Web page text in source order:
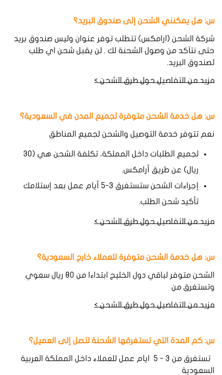
س: هل يمكنني الشحن إلى صندوق البريد؟
شركة الشحن (ارامكس) تتطلب توفر عنوان وليس صندوق بريد
حتى نتآكد من وصول الشحنة لك . لن يقبل شحن اي طلب
لصندوق البريد.
مزيد من التفاصيل حول طرق الشحن >
س: هل خدمة الشحن متوفرة لجميع المدن في السعودية؟
نعم تتوفر خدمة التوصيل والشحن لجميع المناطق
لجميع الطلبات داخل المملكة، تكلفة الشحن هي (٣٠
ريال) عن طريق أرامكس.
إجراءات الشحن ستستغرق ٣-٥ أيام عمل بعد إستلامك
تأكيد شحن الطلب.
مزيد من التفاصيل حول طرق الشحن >
س: هل خدمة الشحن متوفرة للعملاء خارج السعودية؟
الشحن متوفر لباقي دول الخليج ابتداءا من ٨٠ ريال سعوي
وتستغرق من
مزيد من التفاصيل حول طرق الشحن >
س: كم المدة التي تستغرقها الشحنة لتصل إلى العميل؟
تستغرق من ٣ - ٥ ايام عمل للعملاء داخل المملكة العربية
السعودية